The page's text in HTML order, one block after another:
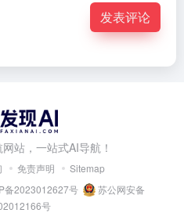
发表评论
站，一站式AI导航！
免责声明
Sitemap
备2023012627号
苏公网安备
号